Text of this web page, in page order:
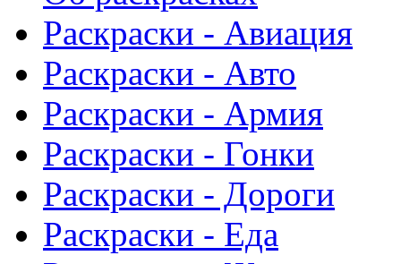
Раскраски - Авиация
Раскраски - Авто
Раскраски - Армия
Раскраски - Гонки
Раскраски - Дороги
Раскраски - Еда